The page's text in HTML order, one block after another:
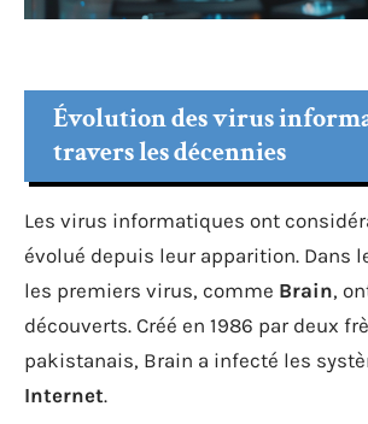
Évolution des virus
travers les décennies
Les virus informatiques ont
évolué depuis leur apparition. Dans
les premiers virus, comme Brain,
découverts. Créé en 1986 par deux
pakistanais, Brain a infecté les
Internet.